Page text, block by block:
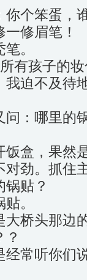
个笨蛋，
修眉笔！
。
有孩子的
迫不及待
问：哪里的
饭盒，果然
劲。抓住
贴？
。
桥头那边
常听你们